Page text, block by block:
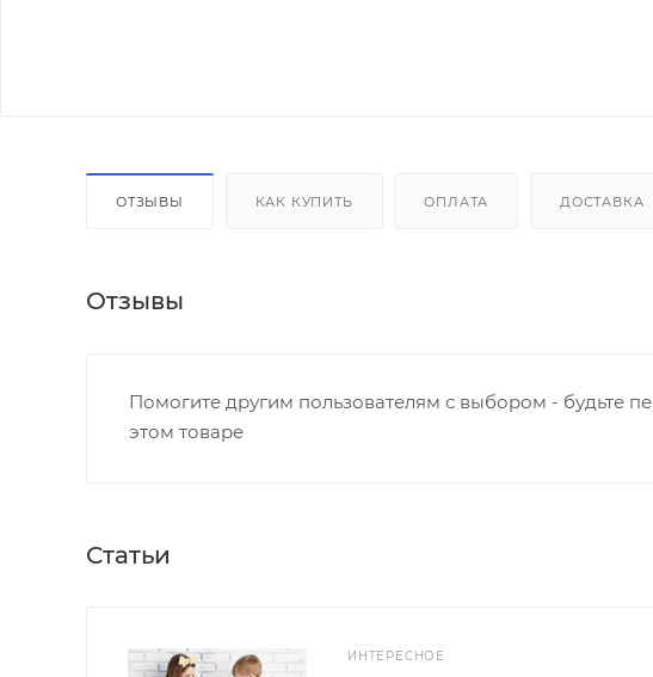
ОТЗЫВЫ КАК КУПИТЬ ОПЛАТА ДОСТАВКА
Отзывы
Помогите другим пользователям с выбором - будьте
этом товаре
Статьи
ИНТЕРЕСНОЕ